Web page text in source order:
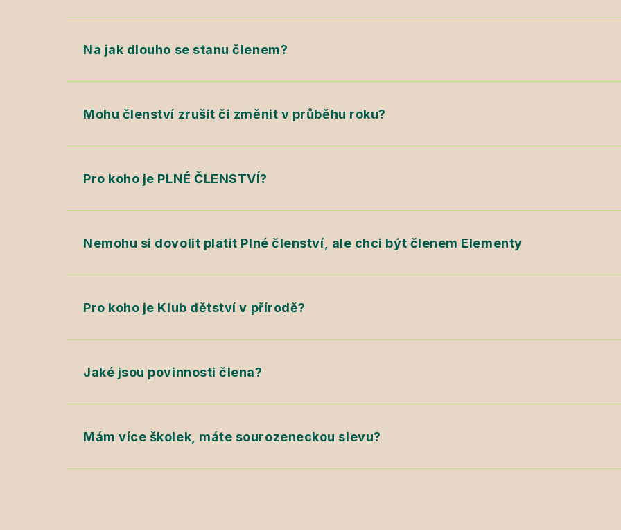
Na jak dlouho se stanu členem?
Mohu členství zrušit či změnit v průběhu roku?
Pro koho je PLNÉ ČLENSTVÍ?
Nemohu si dovolit platit Plné členství, ale chci být členem Elementy
Pro koho je Klub dětství v přírodě?
Jaké jsou povinnosti člena?
Mám více školek, máte sourozeneckou slevu?